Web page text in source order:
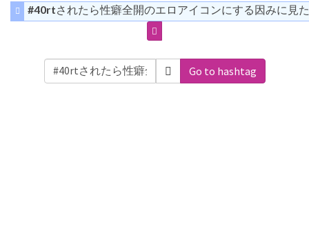
#40rtされたら性癖全開のエロアイコンにする因みに見
Go to hashtag